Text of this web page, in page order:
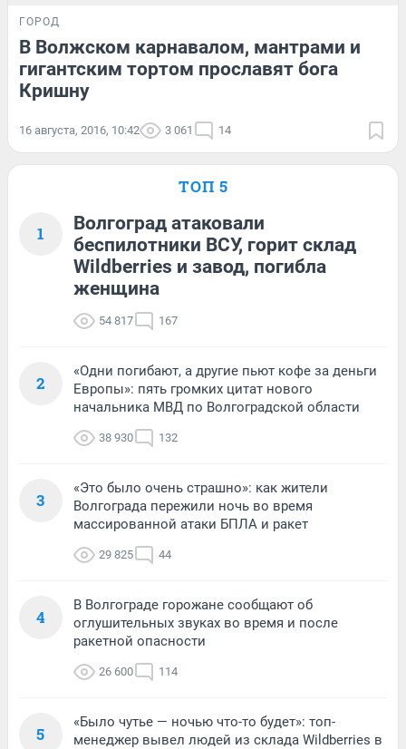
ГОРОД
В Волжском карнавалом, мантрами и
гигантским тортом прославят бога
Кришну
16 августа, 2016, 10:42 3 061 14
ТОП 5
1
Волгоград атаковали
беспилотники ВСУ, горит склад
Wildberries и завод, погибла
женщина
54 817 167
2
«Одни погибают, а другие пьют кофе за деньги
Европы»: пять громких цитат нового
начальника МВД по Волгоградской области
38 930 132
3
«Это было очень страшно»: как жители
Волгограда пережили ночь во время
массированной атаки БПЛА и ракет
29 825 44
4
В Волгограде горожане сообщают об
оглушительных звуках во время и после
ракетной опасности
26 600 114
5
«Было чутье — ночью что-то будет»: топ-
менеджер вывел людей из склада Wildberries в